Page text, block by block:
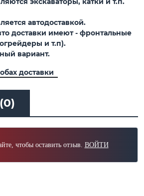
автодоставкой.
доставки имеют - фронтальные
и т.п).
вариант.
доставки
чтобы оставить отзыв. ВОЙТИ